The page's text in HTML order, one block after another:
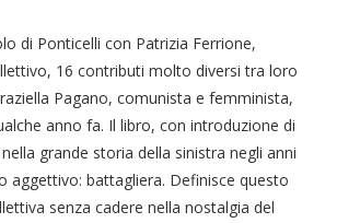
di Ponticelli con Patrizia Ferrione,
16 contributi molto diversi tra loro
Pagano, comunista e femminista,
anno fa. Il libro, con introduzione di
grande storia della sinistra negli anni
aggettivo: battagliera. Definisce questo
senza cadere nella nostalgia del